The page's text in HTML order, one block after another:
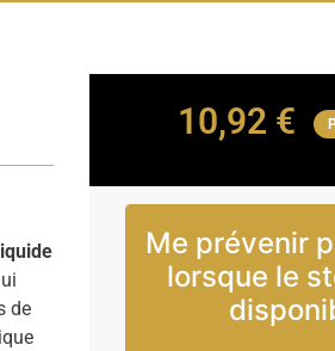
de
10,92 €
Me prévenir
lorsque le